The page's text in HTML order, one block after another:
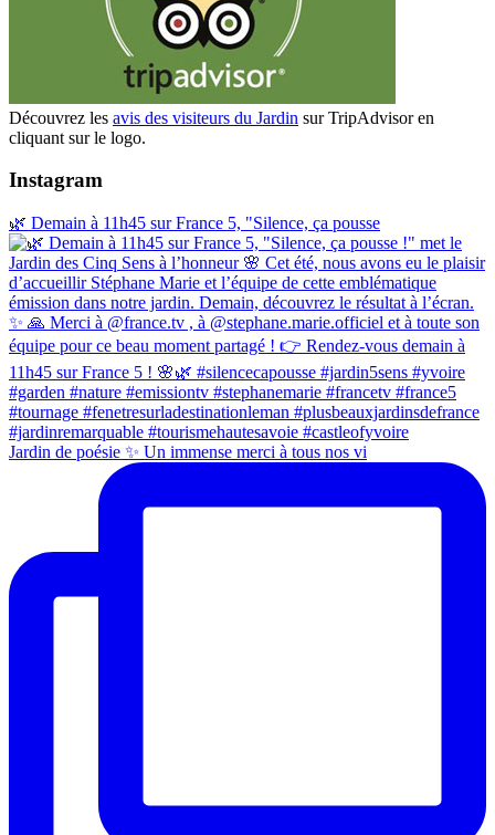
Découvrez les avis des visiteurs du Jardin sur TripAdvisor en
cliquant sur le logo.
Instagram
🌿 Demain à 11h45 sur France 5, "Silence, ça pousse
Jardin de poésie ✨ Un immense merci à tous nos vi